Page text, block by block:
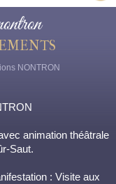
NONTRON
animation théâtrale
Saut.
: Visite aux